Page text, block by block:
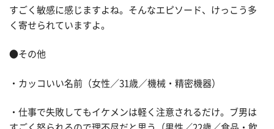
すごく敏感に感じますよね。そんなエピソード、けっこう多
く寄せられていますよ。
●その他
・カッコいい名前（女性／31歳／機械・精密機器）
・仕事で失敗してもイケメンは軽く注意されるだけ。ブ男は